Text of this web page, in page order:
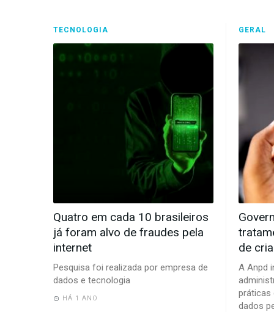
TECNOLOGIA
Quatro em cada 10 brasileiros
já foram alvo de fraudes pela
internet
Pesquisa foi realizada por empresa de
dados e tecnologia
HÁ 1 ANO
GERAL
de
A Anpd
práticas
dados